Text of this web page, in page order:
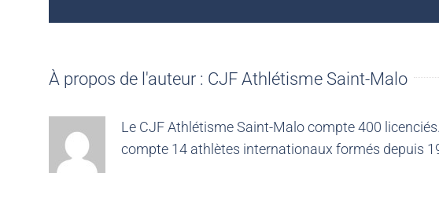
À propos de l'auteur : CJF Athlétisme Saint-Malo
Le CJF Athlétisme Saint-Malo compte 400
compte 14 athlètes internationaux formés depuis